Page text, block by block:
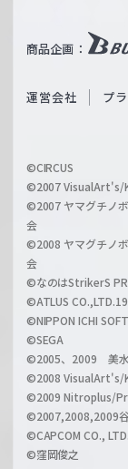
ß
c
a
r
z
商品企画：
運営会社 プ
©CIRCUS
©2007 VisualArt's/
©2007 ヤマグチノ
会
©2008 ヤマグチノ
会
©なのはStrikerS
©ATLUS
©NIPPON ICHI
©SEGA
©2005、2009 美水
©2008 VisualArt's/
©2009 Nitroplus/
©2007,2008,2009
©CAPCOM CO.,
©窪岡俊之